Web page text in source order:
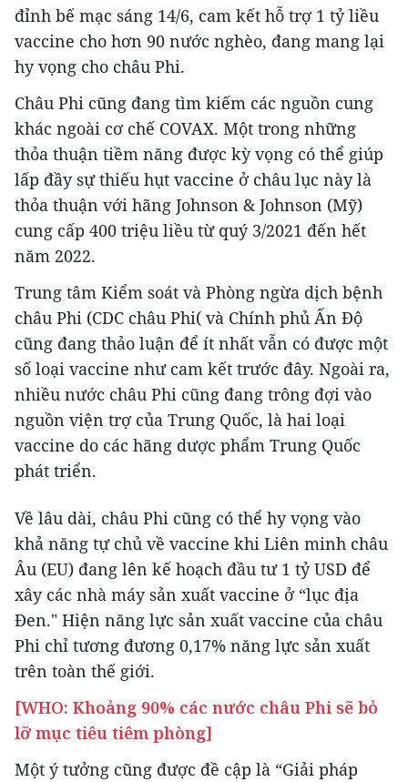
đỉnh bế mạc sáng 14/6, cam kết hỗ trợ 1 tỷ liều
vaccine cho hơn 90 nước nghèo, đang mang lại
hy vọng cho châu Phi.
Châu Phi cũng đang tìm kiếm các nguồn cung
khác ngoài cơ chế COVAX. Một trong những
thỏa thuận tiềm năng được kỳ vọng có thể giúp
lấp đầy sự thiếu hụt vaccine ở châu lục này là
thỏa thuận với hãng Johnson & Johnson (Mỹ)
cung cấp 400 triệu liều từ quý 3/2021 đến hết
năm 2022.
Trung tâm Kiểm soát và Phòng ngừa dịch bệnh
châu Phi (CDC châu Phi( và Chính phủ Ấn Độ
cũng đang thảo luận để ít nhất vẫn có được một
số loại vaccine như cam kết trước đây. Ngoài ra,
nhiều nước châu Phi cũng đang trông đợi vào
nguồn viện trợ của Trung Quốc, là hai loại
vaccine do các hãng dược phẩm Trung Quốc
phát triển.
Về lâu dài, châu Phi cũng có thể hy vọng vào
khả năng tự chủ về vaccine khi Liên minh châu
Âu (EU) đang lên kế hoạch đầu tư 1 tỷ USD để
xây các nhà máy sản xuất vaccine ở “lục địa
Đen." Hiện năng lực sản xuất vaccine của châu
Phi chỉ tương đương 0,17% năng lực sản xuất
trên toàn thế giới.
[WHO: Khoảng 90% các nước châu Phi sẽ bỏ
lỡ mục tiêu tiêm phòng]
Một ý tưởng cũng được đề cập là “Giải pháp